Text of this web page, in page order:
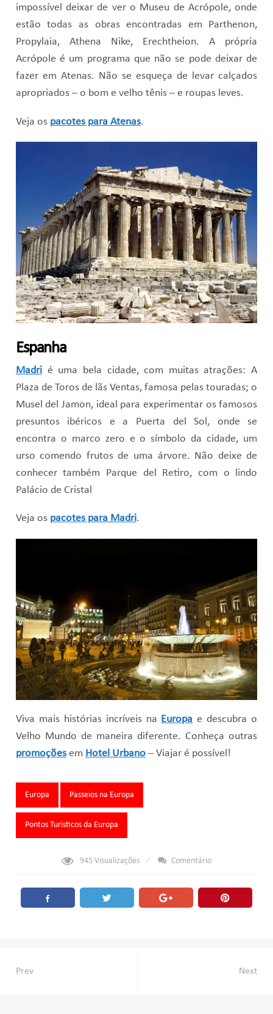
impossível deixar de ver o Museu de Acrópole, onde
estão todas as obras encontradas em Parthenon,
Propylaia, Athena Nike, Erechtheion. A própria
Acrópole é um programa que não se pode deixar de
fazer em Atenas. Não se esqueça de levar calçados
apropriados – o bom e velho tênis – e roupas leves.
Veja os pacotes para Atenas.
Espanha
Madrié uma bela cidade, com muitas atrações: A
Plaza de Toros de lãs Ventas, famosa pelas touradas; o
Musel del Jamon, ideal para experimentar os famosos
presuntos ibéricos e a Puerta del Sol, onde se
encontra o marco zero e o símbolo da cidade, um
urso comendo frutos de uma árvore. Não deixe de
conhecer também Parque del Retiro, com o lindo
Palácio de Cristal
Veja os pacotes para Madri.
Viva mais histórias incríveis na Europa e descubra o
Velho Mundo de maneira diferente. Conheça outras
promoçõesem Hotel Urbano– Viajar é possível!
Tags:
Europa Passeios na Europa
Pontos Turísticos da Europa
945Visualizações Comentário
Navegação
Prev Next